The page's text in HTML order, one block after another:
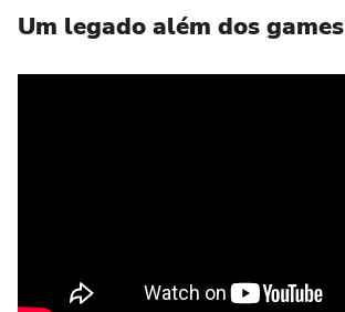
Um legado além dos games